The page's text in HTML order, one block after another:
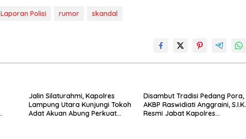
Laporan Polisi rumor skandal
Jalin Silaturahmi, Kapolres
Lampung Utara Kunjungi Tokoh
Adat Akuan Abung Perkuat
Disambut Tradisi Pedang Pora,
AKBP Raswidiati Anggraini, S.I.K.
Resmi Jabat Kapolres